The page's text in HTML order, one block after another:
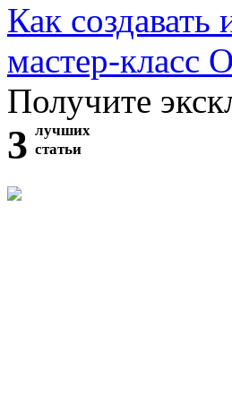
Как создавать
мастер-
Получите
3 лучших
статьи